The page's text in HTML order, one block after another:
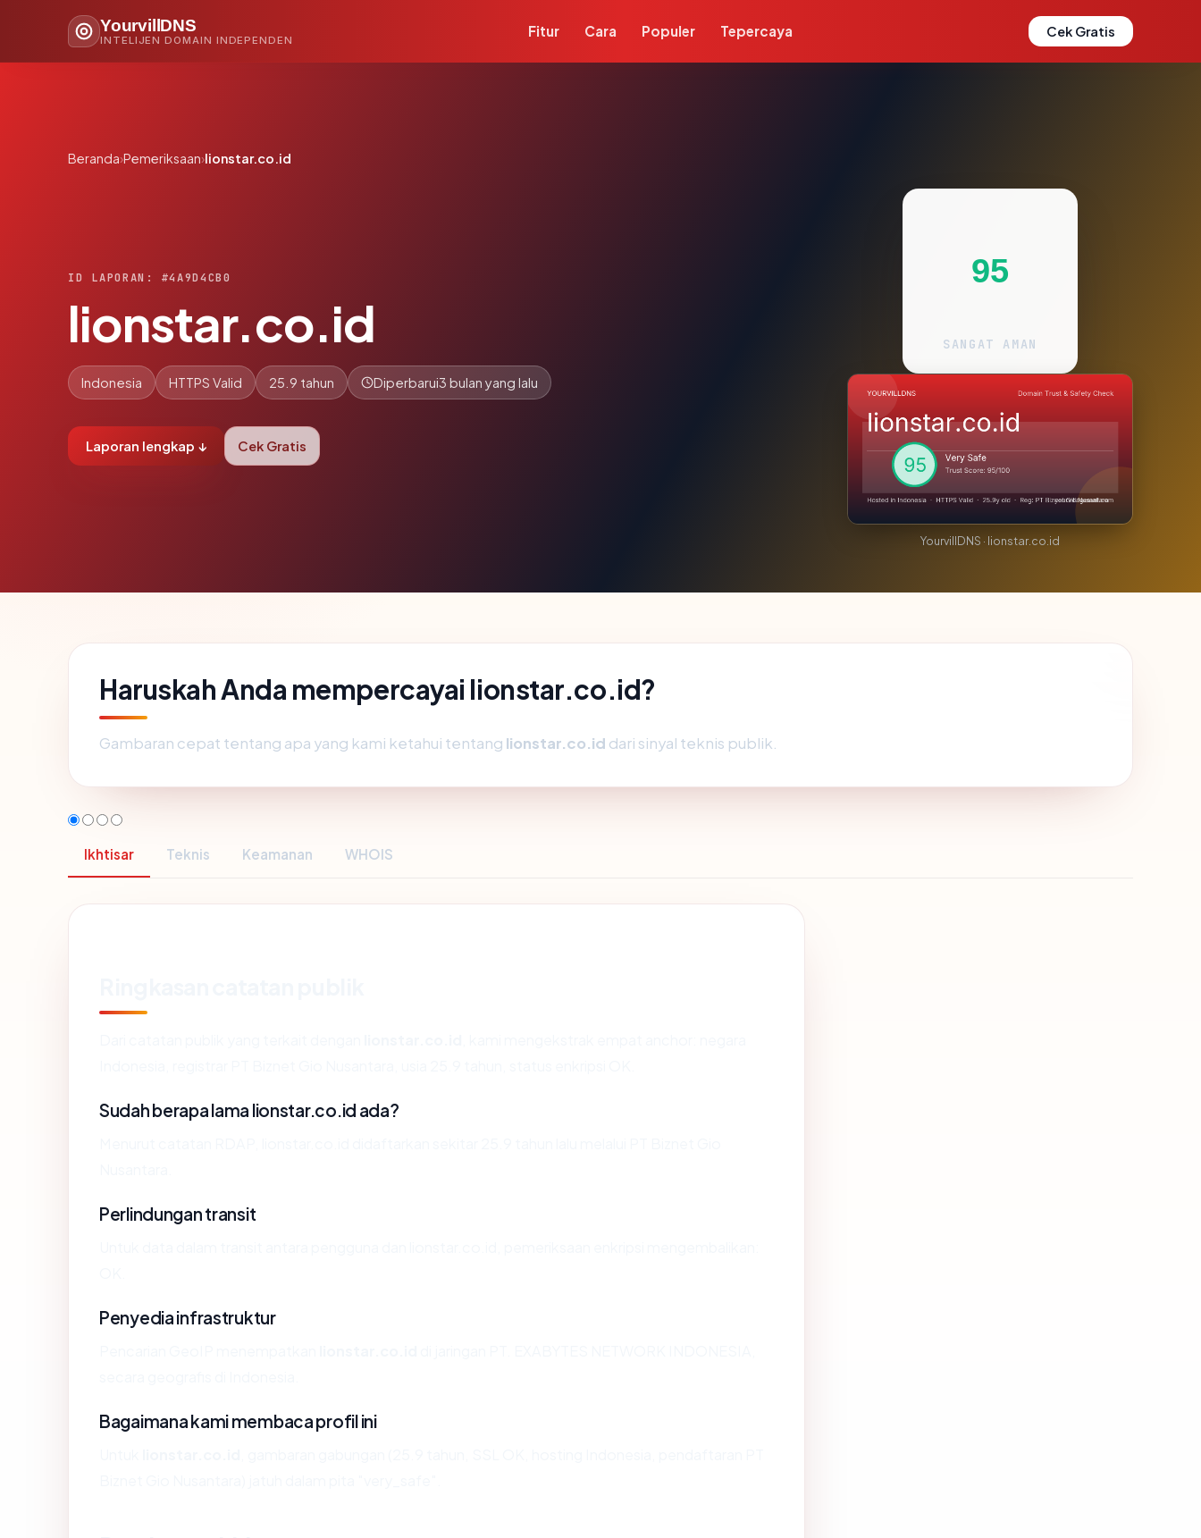
YourvillDNS
INTELIJEN DOMAIN INDEPENDEN
Fitur Cara Populer Tepercaya Cek Gratis
Beranda›Pemeriksaan›lionstar.co.id
ID LAPORAN: #4A9D4CB0
lionstar.co.id
Indonesia HTTPS Valid 25.9 tahun Diperbarui3 bulan yang lalu
Laporan lengkap ↓ Cek Gratis
95
SANGAT AMAN
YourvillDNS · lionstar.co.id
Haruskah Anda mempercayai lionstar.co.id?
Gambaran cepat tentang apa yang kami ketahui tentang lionstar.co.id dari sinyal teknis publik.
Ikhtisar Teknis Keamanan WHOIS
Sudah berapa lama lionstar.co.id ada?
Perlindungan transit
Penyedia infrastruktur
Bagaimana kami membaca profil ini